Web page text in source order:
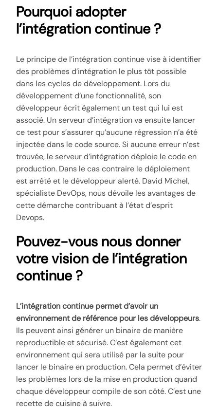
Pourquoi adopter
l’intégration continue ?
Le principe de l’intégration continue vise à identifier
des problèmes d’intégration le plus tôt possible
dans les cycles de développement. Lors du
développement d’une fonctionnalité, son
développeur écrit également un test qui lui est
associé. Un serveur d’intégration va ensuite lancer
ce test pour s’assurer qu’aucune régression n’a été
injectée dans le code source. Si aucune erreur n’est
trouvée, le serveur d’intégration déploie le code en
production. Dans le cas contraire le déploiement
est arrêté et le développeur alerté. David Michel,
spécialiste DevOps, nous dévoile les avantages de
cette démarche contribuant à l’état d’esprit
Devops.
Pouvez-vous nous donner
votre vision de l’intégration
continue ?
L’intégration continue permet d’avoir un
environnement de référence pour les développeurs.
Ils peuvent ainsi générer un binaire de manière
reproductible et sécurisé. C’est également cet
environnement qui sera utilisé par la suite pour
lancer le binaire en production. Cela permet d’éviter
les problèmes lors de la mise en production quand
chaque développeur compile de son côté. C’est une
recette de cuisine à suivre.